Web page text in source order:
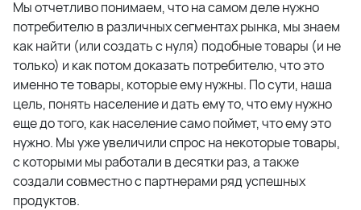
Мы отчетливо понимаем, что на самом деле нужно
потребителю в различных сегментах рынка, мы знаем
как найти (или создать с нуля) подобные товары (и не
только) и как потом доказать потребителю, что это
именно те товары, которые ему нужны. По сути, наша
цель, понять население и дать ему то, что ему нужно
еще до того, как население само поймет, что ему это
нужно. Мы уже увеличили спрос на некоторые товары,
с которыми мы работали в десятки раз, а также
создали совместно с партнерами ряд успешных
продуктов.